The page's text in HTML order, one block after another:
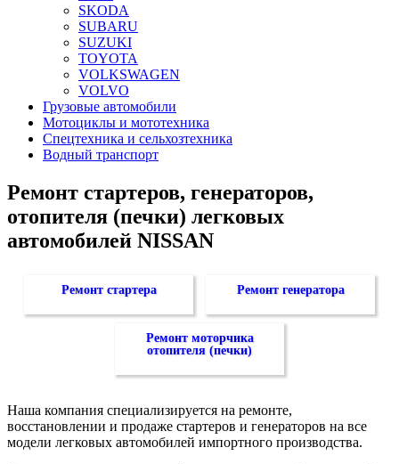
SKODA
SUBARU
SUZUKI
TOYOTA
VOLKSWAGEN
VOLVO
Грузовые автомобили
Мотоциклы и мототехника
Спецтехника и сельхозтехника
Водный транспорт
Ремонт стартеров, генераторов,
отопителя (печки) легковых
автомобилей NISSAN
Ремонт стартера Ремонт генератора
Ремонт моторчика
отопителя (печки)
Наша компания специализируется на ремонте,
восстановлении и продаже стартеров и генераторов на все
модели легковых автомобилей импортного производства.